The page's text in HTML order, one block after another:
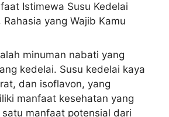
minuman nabati yang
kedelai. Susu kedelai kaya
dan isoflavon, yang
manfaat kesehatan yang
manfaat potensial dari